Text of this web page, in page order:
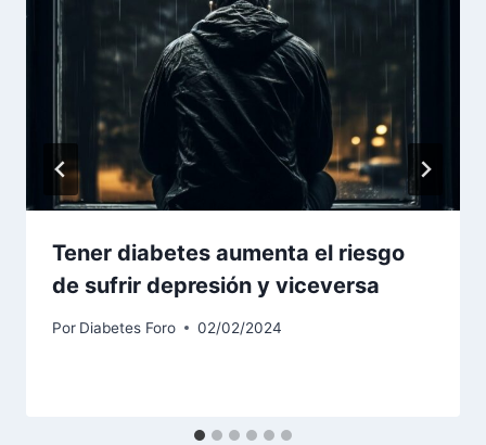
Tener diabetes aumenta el riesgo
de sufrir depresión y viceversa
Por Diabetes Foro 02/02/2024